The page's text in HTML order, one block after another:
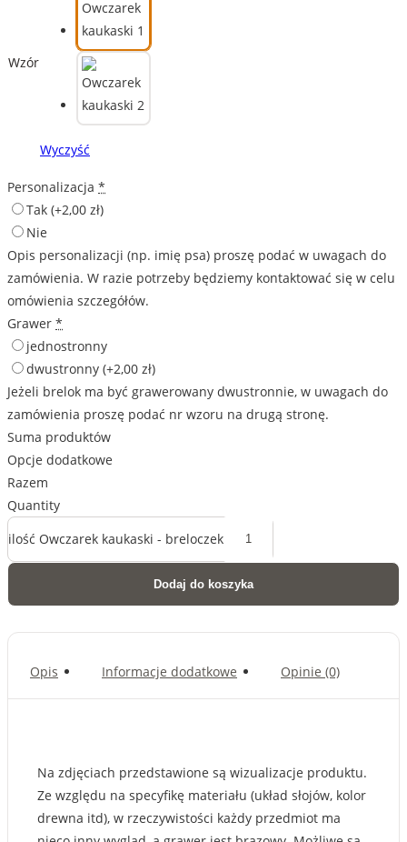
Wzór
Wyczyść
Personalizacja *
Tak (+2,00 zł)
Nie
Opis personalizacji (np. imię psa) proszę podać w uwagach do
zamówienia. W razie potrzeby będziemy kontaktować się w celu
omówienia szczegółów.
Grawer *
jednostronny
dwustronny (+2,00 zł)
Jeżeli brelok ma być grawerowany dwustronnie, w uwagach do
zamówienia proszę podać nr wzoru na drugą stronę.
Suma produktów
Opcje dodatkowe
Razem
Quantity
ilość Owczarek kaukaski - breloczek
Dodaj do koszyka
Opis Informacje dodatkowe Opinie (0)
Na zdjęciach przedstawione są wizualizacje produktu.
Ze względu na specyfikę materiału (układ słojów, kolor
drewna itd), w rzeczywistości każdy przedmiot ma